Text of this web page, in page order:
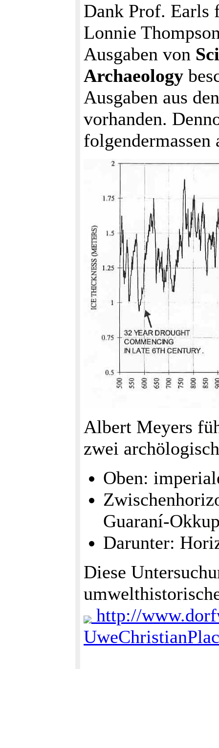
Dank Prof. Earls
Lonnie
Ausgaben von
Archaeology
Ausgaben aus
vorhanden.
folgendermassen
Albert Meyers
zwei
Oben:
Guaraní-
Darunter:
Diese
http://